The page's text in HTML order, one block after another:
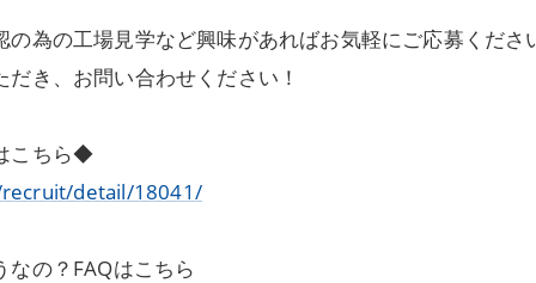
為の工場見学など興味があればお気軽にご応募くださ
き、お問い合わせください！
こちら◆
detail/18041/
の？FAQはこちら